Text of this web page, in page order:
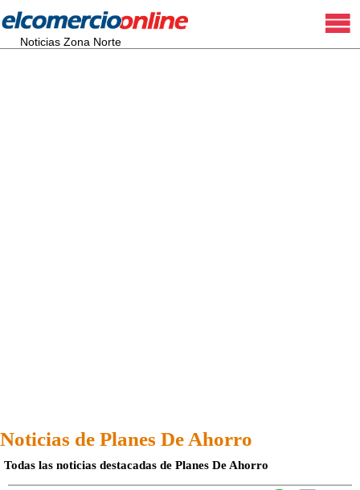
Noticias Zona Norte
Noticias de Planes De Ahorro
Todas las noticias destacadas de Planes De Ahorro